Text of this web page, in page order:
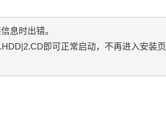
息时出错。
即可正常启动，不再进入安装页